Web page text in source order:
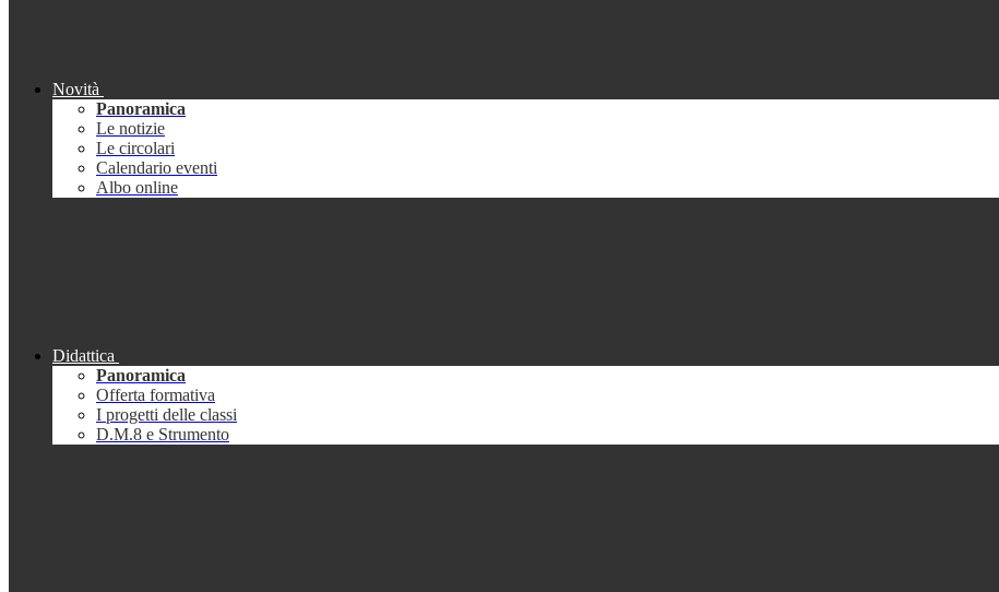
Novità
Panoramica
Le notizie
Le circolari
Calendario eventi
Albo online
Didattica
Panoramica
Offerta formativa
I progetti delle classi
D.M.8 e Strumento